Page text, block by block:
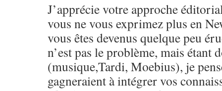
J’apprécie votre approche
vous ne vous exprimez plus en
vous êtes devenus quelque peu
n’est pas le problème, mais étant
(musique,Tardi, Moebius), je
gagneraient à intégrer vos